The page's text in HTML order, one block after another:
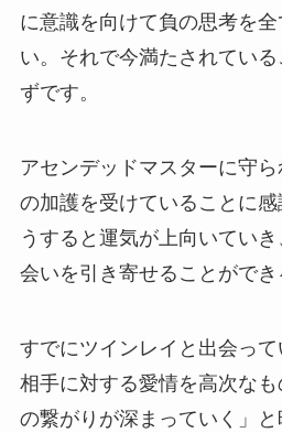
に意識を向けて負の思考を
い。それで今満たされてい
ずです。
アセンデッドマスターに守ら
の加護を受けていることに
うすると運気が上向いてい
会いを引き寄せることができ
すでにツインレイと出会っ
相手に対する愛情を高次な
の繋がりが深まっていく」と